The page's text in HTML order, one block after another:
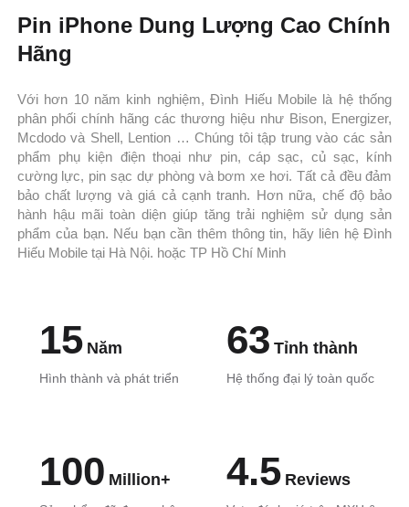
Pin iPhone Dung Lượng Cao Chính
Hãng
Với hơn 10 năm kinh nghiệm, Đình Hiếu Mobile là hệ thống
phân phối chính hãng các thương hiệu như Bison, Energizer,
Mcdodo và Shell, Lention … Chúng tôi tập trung vào các sản
phẩm phụ kiện điện thoại như pin, cáp sạc, củ sạc, kính
cường lực, pin sạc dự phòng và bơm xe hơi. Tất cả đều đảm
bảo chất lượng và giá cả cạnh tranh. Hơn nữa, chế độ bảo
hành hậu mãi toàn diện giúp tăng trải nghiệm sử dụng sản
phẩm của bạn. Nếu bạn cần thêm thông tin, hãy liên hệ Đình
Hiếu Mobile tại Hà Nội. hoặc TP Hồ Chí Minh
15 Năm
Hình thành và phát triển
63 Tỉnh thành
Hệ thống đại lý toàn quốc
100 Million+ 4.5 Reviews